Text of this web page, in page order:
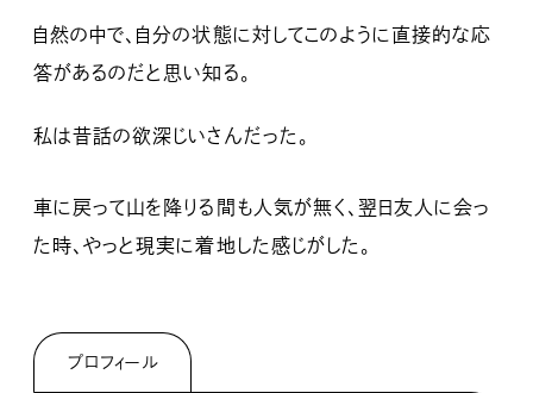
自然の中で、自分の状態に対してこのように直接的な応
答があるのだと思い知る。
私は昔話の欲深じいさんだった。
車に戻って山を降りる間も人気が無く、翌日友人に会っ
た時、やっと現実に着地した感じがした。
プロフィール